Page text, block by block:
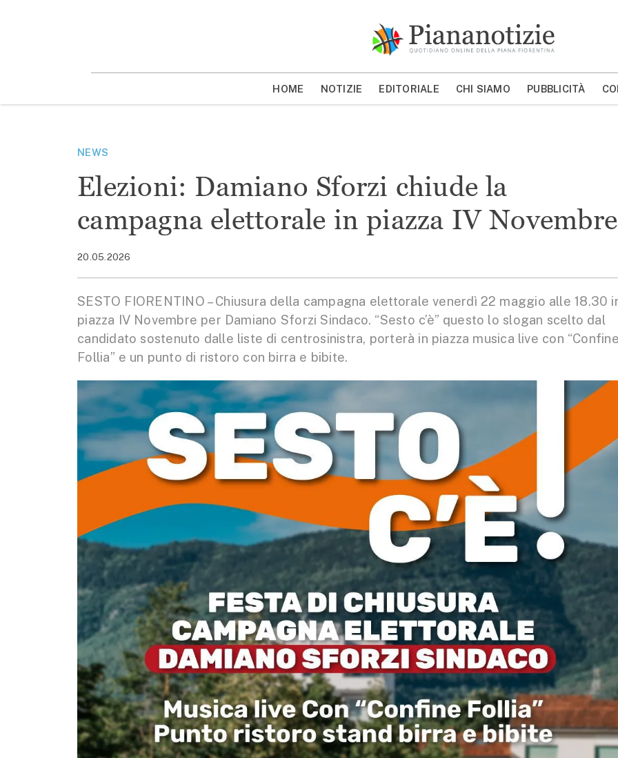
MOSTRA/NASCONDI CERCA
HOME NOTIZIE EDITORIALE CHI SIAMO PUBBLICITÀ
NEWS
Elezioni: Damiano Sforzi chiude la
campagna elettorale in piazza IV Novembre
20.05.2026
SESTO FIORENTINO – Chiusura della campagna elettorale venerdì 22 maggio alle 18.30
piazza IV Novembre per Damiano Sforzi Sindaco. “Sesto c’è” questo lo slogan scelto dal
candidato sostenuto dalle liste di centrosinistra, porterà in piazza musica live con
Follia” e un punto di ristoro con birra e bibite.